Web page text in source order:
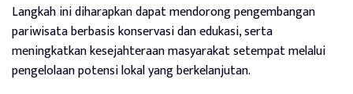
Langkah ini diharapkan dapat mendorong pengembangan
pariwisata berbasis konservasi dan edukasi, serta
meningkatkan kesejahteraan masyarakat setempat melalui
pengelolaan potensi lokal yang berkelanjutan.